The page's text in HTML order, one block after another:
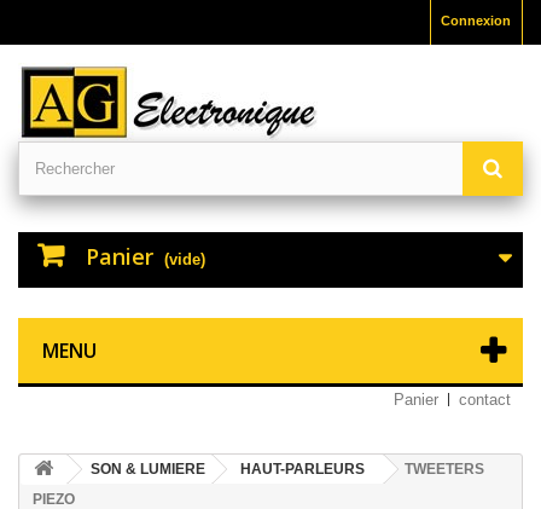
Connexion
Panier (vide)
MENU
Panier contact
SON & LUMIERE HAUT-PARLEURS
TWEETERS
PIEZO